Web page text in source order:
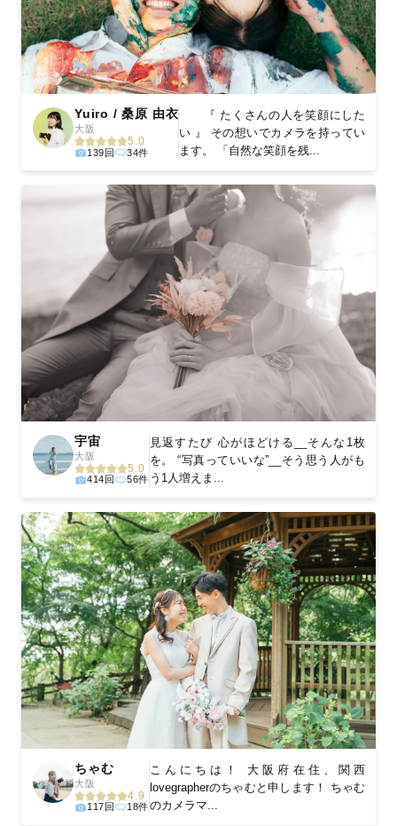
Yuiro / 桑原 由衣
大阪
5.0
139回 34件
『 たくさんの人を笑顔にした
い 』 その想いでカメラを持ってい
ます。 「自然な笑顔を残...
宇宙
大阪
5.0
414回 56件
見返すたび 心がほどける__そんな1枚
を。 “写真っていいな”__そう思う人がも
う1人増えま...
ちゃむ
大阪
4.9
117回 18件
こんにちは！ 大阪府在住、関西
lovegrapherのちゃむと申します！ ちゃむ
のカメラマ...